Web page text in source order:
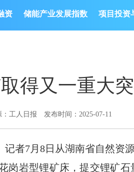
资 储能产业发展指数 项目投资
得又一重大
：工人日报 发布时间：2025-07-11
者7月8日从湖南省自然资
岗岩型锂矿床，提交锂矿